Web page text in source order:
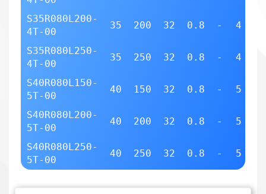
S35R080L200-
4T-00
35 200 32 0.8 - 4
S35R080L250-
4T-00
35 250 32 0.8 - 4
S40R080L150-
5T-00
40 150 32 0.8 - 5
S40R080L200-
5T-00
40 200 32 0.8 - 5
S40R080L250-
5T-00
40 250 32 0.8 - 5